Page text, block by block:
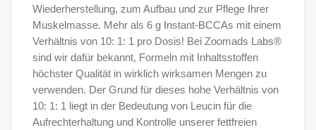
Wiederherstellung, zum Aufbau und zur Pflege Ihrer
Muskelmasse. Mehr als 6 g Instant-BCCAs mit einem
Verhältnis von 10: 1: 1 pro Dosis! Bei Zoomads Labs®
sind wir dafür bekannt, Formeln mit Inhaltsstoffen
höchster Qualität in wirklich wirksamen Mengen zu
verwenden. Der Grund für dieses hohe Verhältnis von
10: 1: 1 liegt in der Bedeutung von Leucin für die
Aufrechterhaltung und Kontrolle unserer fettfreien